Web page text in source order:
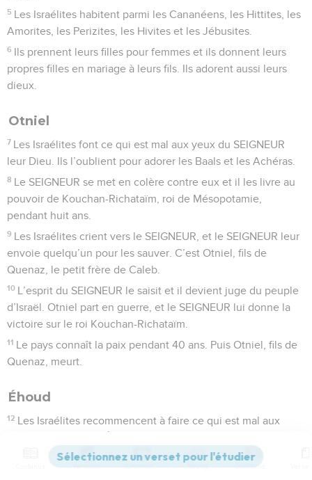
5 Les Israélites habitent parmi les Cananéens, les Hittites, les
Amorites, les Perizites, les Hivites et les Jébusites.
6 Ils prennent leurs filles pour femmes et ils donnent leurs
propres filles en mariage à leurs fils. Ils adorent aussi leurs
dieux.
Otniel
7 Les Israélites font ce qui est mal aux yeux du SEIGNEUR
leur Dieu. Ils l’oublient pour adorer les Baals et les Achéras.
8 Le SEIGNEUR se met en colère contre eux et il les livre au
pouvoir de Kouchan-Richataïm, roi de Mésopotamie,
pendant huit ans.
9 Les Israélites crient vers le SEIGNEUR, et le SEIGNEUR leur
envoie quelqu’un pour les sauver. C’est Otniel, fils de
Quenaz, le petit frère de Caleb.
10 L’esprit du SEIGNEUR le saisit et il devient juge du peuple
d’Israël. Otniel part en guerre, et le SEIGNEUR lui donne la
victoire sur le roi Kouchan-Richataïm.
11 Le pays connaît la paix pendant 40 ans. Puis Otniel, fils de
Quenaz, meurt.
Éhoud
12 Les Israélites recommencent à faire ce qui est mal aux
encourage Églon, roi de Moab, à agir contre Israël.
Versions Commentaires Strong